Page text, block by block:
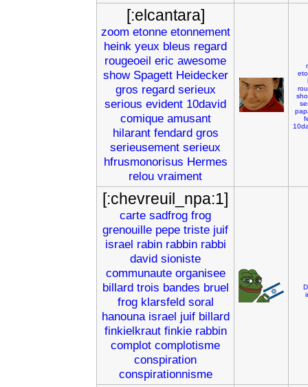
[:elcantara]
zoom etonne etonnement
heink yeux bleus regard
rougeoeil eric awesome
show Spagett Heidecker
gros regard serieux
serious evident 10david
comique amusant
hilarant fendard gros
serieusement serieux
hfrusmonorisus Hermes
relou vraiment
[:chevreuil_npa:1]
carte sadfrog frog
grenouille pepe triste juif
israel rabin rabbin rabbi
david sioniste
communaute organisee
billard trois bandes bruel
frog klarsfeld soral
hanouna israel juif billard
finkielkraut finkie rabbin
complot complotisme
conspiration
conspirationnisme